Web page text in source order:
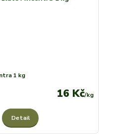
1 kg
16 Kč/kg
Detail